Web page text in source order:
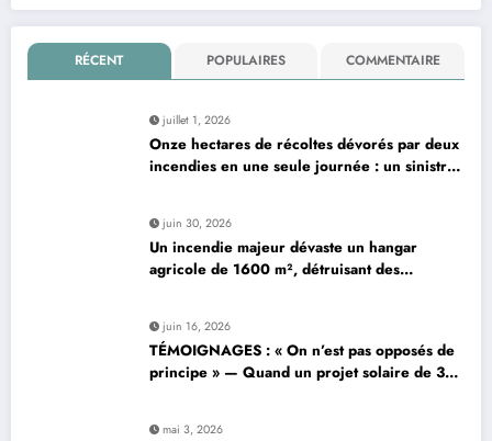
RÉCENT POPULAIRES COMMENTAIRE
juillet 1, 2026
Onze hectares de récoltes dévorés par deux
incendies en une seule journée : un sinistre
juin 30, 2026
Un incendie majeur dévaste un hangar
agricole de 1600 m², détruisant des
juin 16, 2026
TÉMOIGNAGES : « On n’est pas opposés de
principe » — Quand un projet solaire de 37
mai 3, 2026